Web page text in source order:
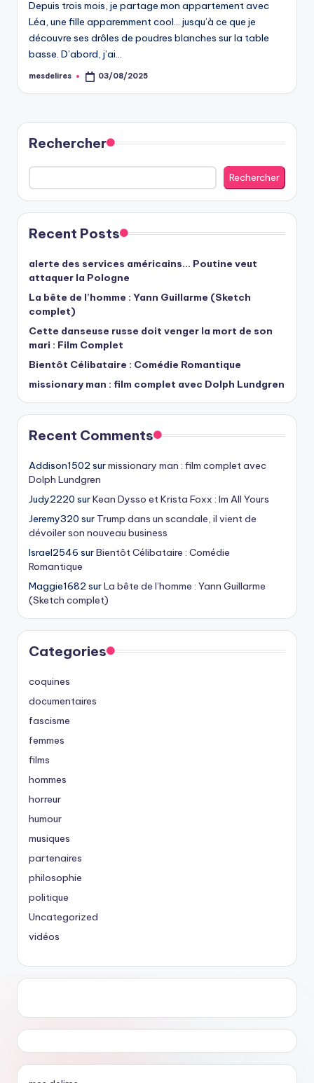
Depuis trois mois, je partage mon appartement avec
Léa, une fille apparemment cool… jusqu’à ce que je
découvre ses drôles de poudres blanches sur la table
basse. D’abord, j’ai…
Posted
mesdelires 03/08/2025
Rechercher
Rechercher
Recent Posts
alerte des services américains… Poutine veut
attaquer la Pologne
La bête de l’homme : Yann Guillarme (Sketch
complet)
Cette danseuse russe doit venger la mort de son
mari : Film Complet
Bientôt Célibataire : Comédie Romantique
missionary man : film complet avec Dolph Lundgren
Recent Comments
Addison1502 surmissionary man : film complet avec
Dolph Lundgren
Judy2220 surKean Dysso et Krista Foxx : Im All Yours
Jeremy320 sur Trump dans un scandale, il vient de
dévoiler son nouveau business
Israel2546 surBientôt Célibataire : Comédie
Romantique
Maggie1682 surLa bête de l’homme : Yann Guillarme
(Sketch complet)
Categories
coquines
documentaires
fascisme
femmes
films
hommes
horreur
humour
musiques
partenaires
philosophie
politique
Uncategorized
vidéos